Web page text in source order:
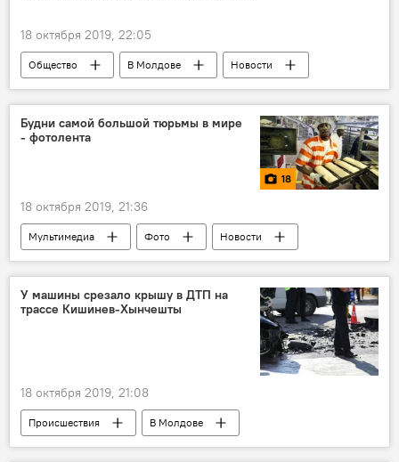
18 октября 2019, 22:05
Общество В Молдове
Новости
мошенники
Будни самой большой тюрьмы в мире
- фотолента
18
18 октября 2019, 21:36
Мультимедиа Фото Новости
У машины срезало крышу в ДТП на
трассе Кишинев-Хынчешты
18 октября 2019, 21:08
Происшествия
В Молдове
Новости
ДТП